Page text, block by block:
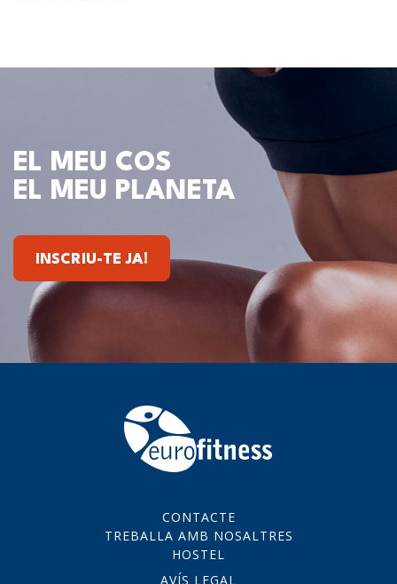
EL MEU COS
EL MEU PLANETA
INSCRIU-TE JA!
CONTACTE
TREBALLA AMB NOSALTRES
HOSTEL
AVÍS LEGAL